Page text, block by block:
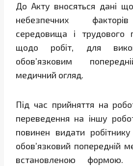
До Акту вносяться дані
небезпечних
середовища і трудового
щодо робіт, для
обов’язковим
медичний огляд.
Під час прийняття на
переведення на іншу
повинен видати
обов’язковий попередній
встановленою формою.